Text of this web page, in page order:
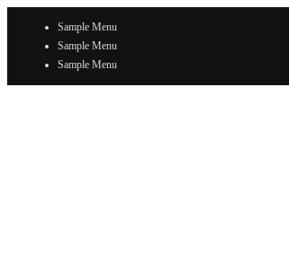
Sample Menu
Sample Menu
Sample Menu